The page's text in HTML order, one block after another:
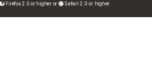
Firefox 2.0 or higher or Safari 2.0 or higher.